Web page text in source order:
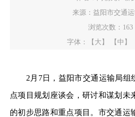
来源：益阳市交通
浏览次数： 163
字体：
【大】 【中】
2月7日，益阳市交通运输局组
点项目规划座谈会，研讨和谋划未
的初步思路和重点项目。市交通运